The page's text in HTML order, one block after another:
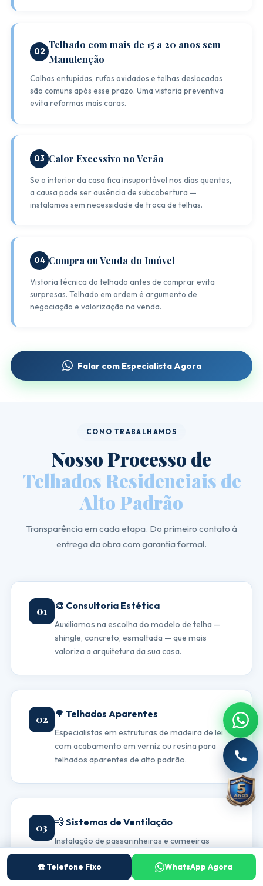
☎️ Telefone Fixo WhatsApp Agora
02
Telhado com mais de 15 a 20 anos sem
Manutenção
Calhas entupidas, rufos oxidados e telhas deslocadas
são comuns após esse prazo. Uma vistoria preventiva
evita reformas mais caras.
03 Calor Excessivo no Verão
Se o interior da casa fica insuportável nos dias quentes,
a causa pode ser ausência de subcobertura —
instalamos sem necessidade de troca de telhas.
04 Compra ou Venda do Imóvel
Vistoria técnica do telhado antes de comprar evita
surpresas. Telhado em ordem é argumento de
negociação e valorização na venda.
Falar com Especialista Agora
COMO TRABALHAMOS
Nosso Processo de
Telhados Residenciais de
Alto Padrão
Transparência em cada etapa. Do primeiro contato à
entrega da obra com garantia formal.
01 🎨 Consultoria Estética
Auxiliamos na escolha do modelo de telha —
shingle, concreto, esmaltada — que mais
valoriza a arquitetura da sua casa.
02 🌳 Telhados Aparentes
Especialistas em estruturas de madeira de lei
com acabamento em verniz ou resina para
telhados aparentes de alto padrão.
03 💨 Sistemas de Ventilação
Instalação de passarinheiras e cumeeiras
ventiladas para conforto térmico sem
necessidade de forro.